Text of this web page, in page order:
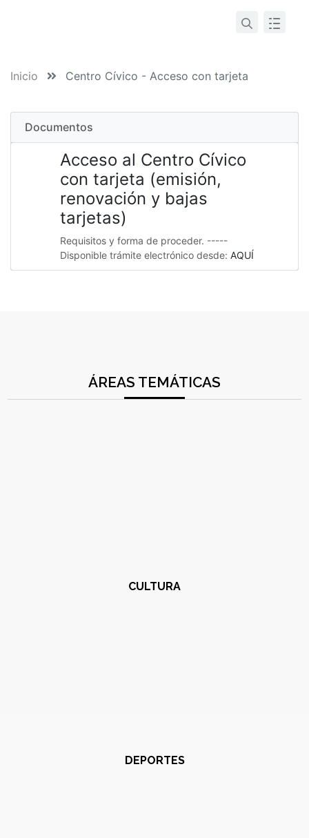
Inicio Centro Cívico - Acceso con tarjeta
Documentos
Acceso al Centro Cívico
con tarjeta (emisión,
renovación y bajas
tarjetas)
Requisitos y forma de proceder. -----
Disponible trámite electrónico desde: AQUÍ
ÁREAS TEMÁTICAS
CULTURA
DEPORTES